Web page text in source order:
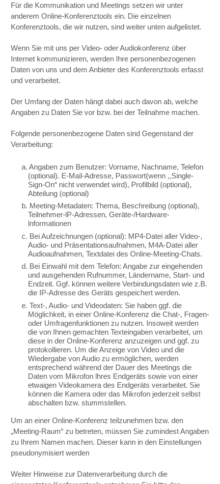
Für die Kommunikation und Meetings setzen wir unter
anderem Online-Konferenztools ein. Die einzelnen
Konferenztools, die wir nutzen, sind weiter unten aufgelistet.
Wenn Sie mit uns per Video- oder Audiokonferenz über
Internet kommunizieren, werden Ihre personenbezogenen
Daten von uns und dem Anbieter des Konferenztools erfasst
und verarbeitet.
Der Umfang der Daten hängt dabei auch davon ab, welche
Angaben zu Daten Sie vor bzw. bei der Teilnahme machen.
Folgende personenbezogene Daten sind Gegenstand der
Verarbeitung:
a. Angaben zum Benutzer: Vorname, Nachname, Telefon
(optional). E-Mail-Adresse, Passwort(wenn ,,Single-
Sign-On“ nicht verwendet wird), Profilbild (optional),
Abteilung (optional)
b. Meeting-Metadaten: Thema, Beschreibung (optional),
Teilnehmer-lP-Adressen, Geräte-/Hardware-
lnformationen
c. Bei Aufzeichnungen (optional): MP4-Datei aller Video-,
Audio- und Präsentationsaufnahmen, M4A-Datei aller
Audioaufnahmen, Textdatei des Online-Meeting-Chats.
d. Bei Einwahl mit dem Telefon: Angabe zur eingehenden
und ausgehenden Rufnummer, Ländername, Start- und
Endzeit. Ggf. können weitere Verbindungsdaten wie z.B.
die IP-Adresse des Geräts gespeichert werden.
e. Text-, Audio- und Videodaten: Sie haben ggf. die
Möglichkeit, in einer Online-Konferenz die Chat-, Fragen-
oder Umfragenfunktionen zu nutzen. Insoweit werden
die von Ihnen gemachten Texteingaben verarbeitet, um
diese in der Online-Konferenz anzuzeigen und ggf. zu
protokollieren. Um die Anzeige von Video und die
Wiedergabe von Audio zu ermöglichen, werden
entsprechend während der Dauer des Meetings die
Daten vom Mikrofon lhres Endgeräts sowie von einer
etwaigen Videokamera des Endgeräts verarbeitet. Sie
können die Kamera oder das Mikrofon jederzeit selbst
abschalten bzw. stummstellen.
Um an einer Online-Konferenz teilzunehmen bzw. den
„Meeting-Raum“ zu betreten, müssen Sie zumindest Angaben
zu Ihrem Namen machen. Dieser kann in den Einstellungen
pseudonymisiert werden
Weiter Hinweise zur Datenverarbeitung durch die